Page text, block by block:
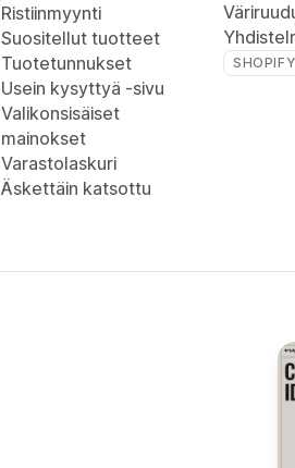
Ristiinmyynti
Suositellut tuotteet
Tuotetunnukset
Usein kysyttyä -sivu
Valikonsisäiset
mainokset
Varastolaskuri
Äskettäin katsottu